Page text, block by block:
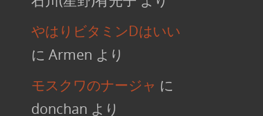
やはりビタミンDはいい
に Armen より
モスクワのナージャ に
donchan より